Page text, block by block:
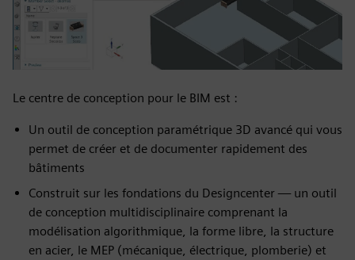
Le centre de conception pour le BIM est :
Un outil de conception paramétrique 3D avancé qui vous
permet de créer et de documenter rapidement des
bâtiments
Construit sur les fondations du Designcenter — un outil
de conception multidisciplinaire comprenant la
modélisation algorithmique, la forme libre, la structure
en acier, le MEP (mécanique, électrique, plomberie) et